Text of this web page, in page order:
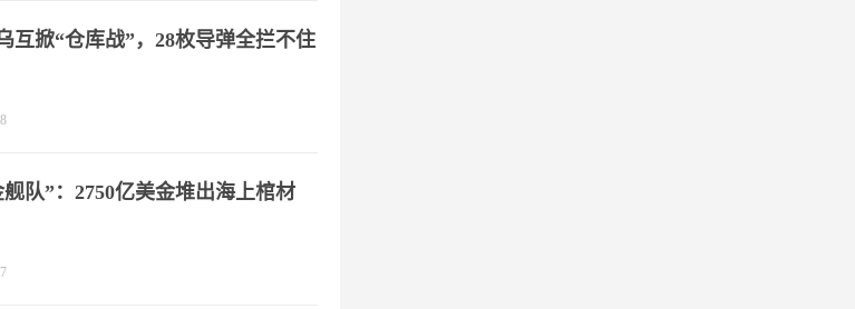
互掀“仓库战”，28枚导弹全拦不住
队”：2750亿美金堆出海上棺材